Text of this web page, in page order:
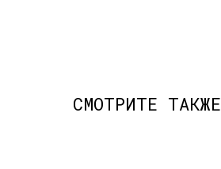
СМОТРИТЕ ТАКЖЕ